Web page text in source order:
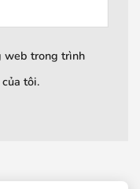
web trong trình
tôi.